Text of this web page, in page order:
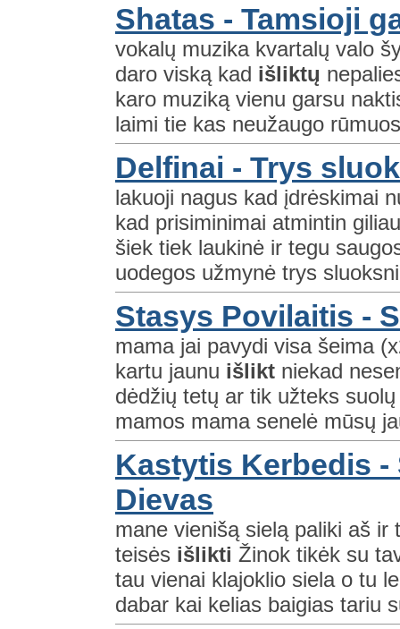
Shatas - Tamsioji
vokalų muzika kvartalų valo
daro viską kad išliktų
karo muziką vienu garsu
laimi tie kas neužaugo
Delfinai - Trys
lakuoji nagus kad įdrėskimai
kad prisiminimai atmintin
šiek tiek laukinė ir tegu
uodegos užmynė trys
Stasys Povilaitis -
mama jai pavydi visa šeima
kartu jaunu išlikt niekad
dėdžių tetų ar tik užteks
mamos mama senelė mūsų
Kastytis Kerbedis
Dievas
mane vienišą sielą paliki aš
teisės išlikti Žinok tikėk su
tau vienai klajoklio siela o tu
dabar kai kelias baigias tariu